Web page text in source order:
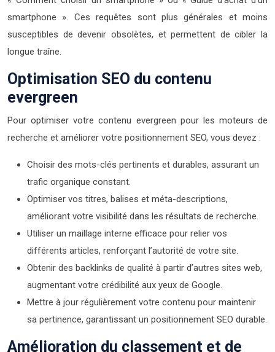
smartphone ». Ces requêtes sont plus générales et moins
susceptibles de devenir obsolètes, et permettent de cibler la
longue traîne.
Optimisation SEO du contenu
evergreen
Pour optimiser votre contenu evergreen pour les moteurs de
recherche et améliorer votre positionnement SEO, vous devez :
Choisir des mots-clés pertinents et durables, assurant un
trafic organique constant.
Optimiser vos titres, balises et méta-descriptions,
améliorant votre visibilité dans les résultats de recherche.
Utiliser un maillage interne efficace pour relier vos
différents articles, renforçant l’autorité de votre site.
Obtenir des backlinks de qualité à partir d’autres sites web,
augmentant votre crédibilité aux yeux de Google.
Mettre à jour régulièrement votre contenu pour maintenir
sa pertinence, garantissant un positionnement SEO durable.
Amélioration du classement et de